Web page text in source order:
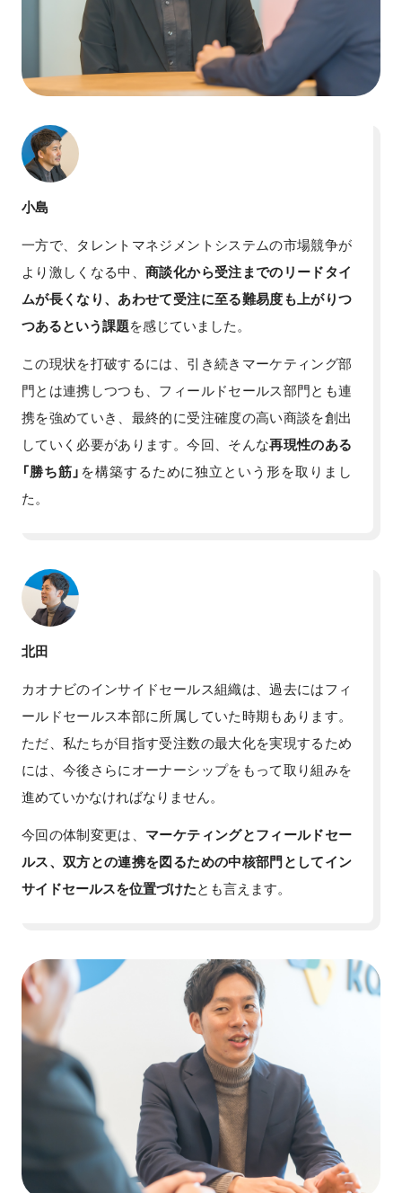
小島
一方で、タレントマネジメントシステムの市場競争が
より激しくなる中、商談化から受注までのリードタイ
ムが長くなり、あわせて受注に至る難易度も上がりつ
つあるという課題を感じていました。
この現状を打破するには、引き続きマーケティング部
門とは連携しつつも、フィールドセールス部門とも連
携を強めていき、最終的に受注確度の高い商談を創出
していく必要があります。今回、そんな再現性のある
「勝ち筋」 を構築するために独立という形を取りまし
た。
北田
カオナビのインサイドセールス組織は、過去にはフィ
ールドセールス本部に所属していた時期もあります。
ただ、私たちが目指す受注数の最大化を実現するため
には、今後さらにオーナーシップをもって取り組みを
進めていかなければなりません。
今回の体制変更は、 マーケティングとフィールドセー
ルス、双方との連携を図るための中核部門としてイン
サイドセールスを位置づけたとも言えます。